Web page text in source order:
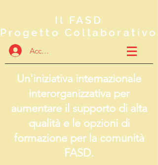
Il FASD
Progetto Collaborativo
Accedi
Un'iniziativa internazionale
interorganizzativa per
aumentare il supporto di alta
qualità e le opzioni di
formazione per la comunità
FASD.